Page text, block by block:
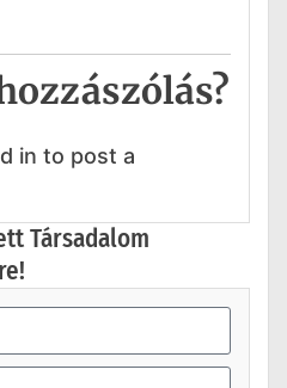
in to post a
Társadalom